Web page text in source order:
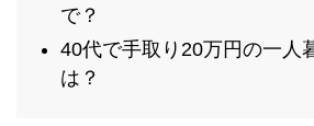
で？
40代で手取り20万円の一人
は？